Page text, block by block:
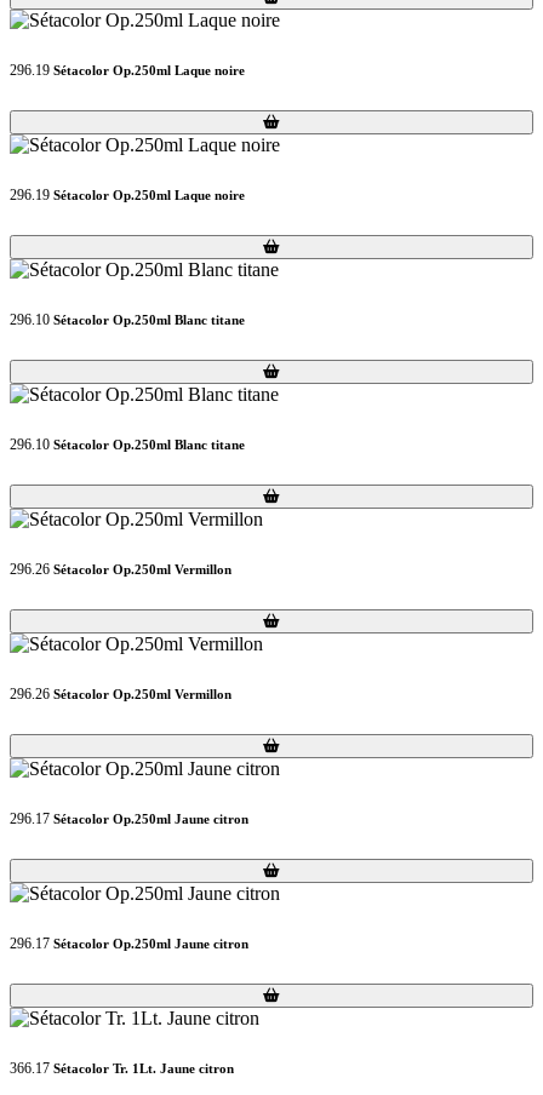
296.19 Sétacolor Op.250ml Laque noire
Loading...
Loading...
296.19 Sétacolor Op.250ml Laque noire
Loading...
Loading...
296.10 Sétacolor Op.250ml Blanc titane
Loading...
Loading...
296.10 Sétacolor Op.250ml Blanc titane
Loading...
Loading...
296.26 Sétacolor Op.250ml Vermillon
Loading...
Loading...
296.26 Sétacolor Op.250ml Vermillon
Loading...
Loading...
296.17 Sétacolor Op.250ml Jaune citron
Loading...
Loading...
296.17 Sétacolor Op.250ml Jaune citron
Loading...
Loading...
366.17 Sétacolor Tr. 1Lt. Jaune citron